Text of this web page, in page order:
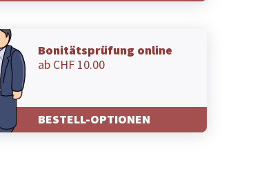
Bonitätsprüfung online
ab CHF 10.00
BESTELL-OPTIONEN